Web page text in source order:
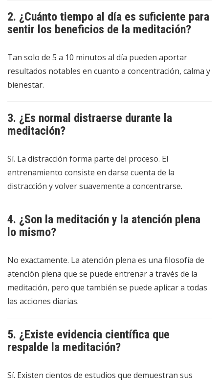
2. ¿Cuánto tiempo al día es suficiente para
sentir los beneficios de la meditación?
Tan solo de 5 a 10 minutos al día pueden aportar
resultados notables en cuanto a concentración, calma y
bienestar.
3. ¿Es normal distraerse durante la
meditación?
Sí. La distracción forma parte del proceso. El
entrenamiento consiste en darse cuenta de la
distracción y volver suavemente a concentrarse.
4. ¿Son la meditación y la atención plena
lo mismo?
No exactamente. La atención plena es una filosofía de
atención plena que se puede entrenar a través de la
meditación, pero que también se puede aplicar a todas
las acciones diarias.
5. ¿Existe evidencia científica que
respalde la meditación?
Sí. Existen cientos de estudios que demuestran sus